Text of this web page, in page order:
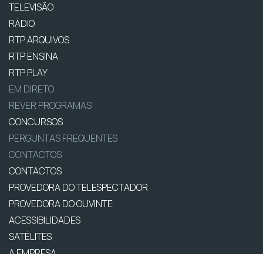
TELEVISÃO
RÁDIO
RTP ARQUIVOS
RTP ENSINA
RTP PLAY
EM DIRETO
REVER PROGRAMAS
CONCURSOS
PERGUNTAS FREQUENTES
CONTACTOS
CONTACTOS
PROVEDORA DO TELESPECTADOR
PROVEDORA DO OUVINTE
ACESSIBILIDADES
SATÉLITES